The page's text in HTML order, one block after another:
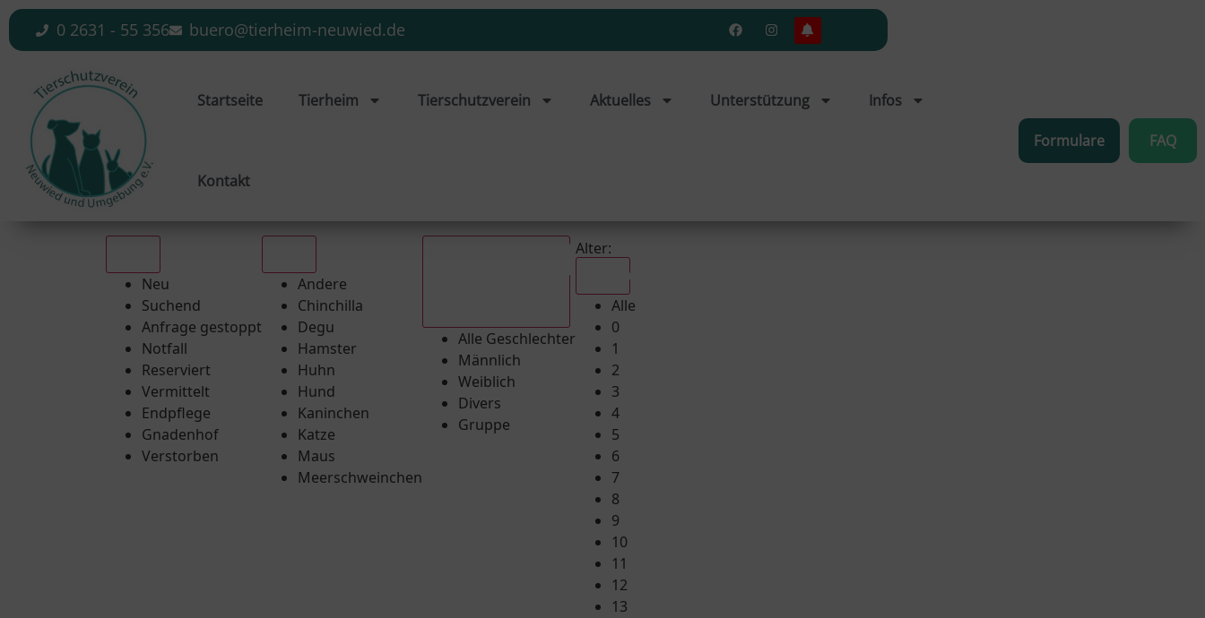
0 2631 - 55 356 buero@tierheim-neuwied.de
Startseite Tierheim Tierschutzverein Aktuelles Unterstützung Infos
Kontakt
Formulare FAQ
Neu
Suchend
Anfrage gestoppt
Notfall
Reserviert
Vermittelt
Endpflege
Gnadenhof
Verstorben
Andere
Chinchilla
Degu
Hamster
Huhn
Hund
Kaninchen
Katze
Maus
Meerschweinchen
Alle Geschlechter
Männlich
Weiblich
Divers
Gruppe
Alter:
Alle
0
1
2
3
4
5
6
7
8
9
10
11
12
13